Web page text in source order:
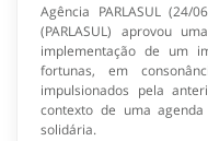
Agência PARLASUL (24/
(PARLASUL) aprovou
implementação de um
fortunas, em
impulsionados pela
contexto de uma
solidária.